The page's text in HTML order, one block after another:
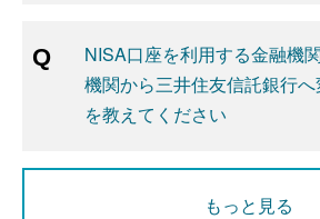
NISA口座を利用する金融機
機関から三井住友信託銀行
を教えてください
もっと見る